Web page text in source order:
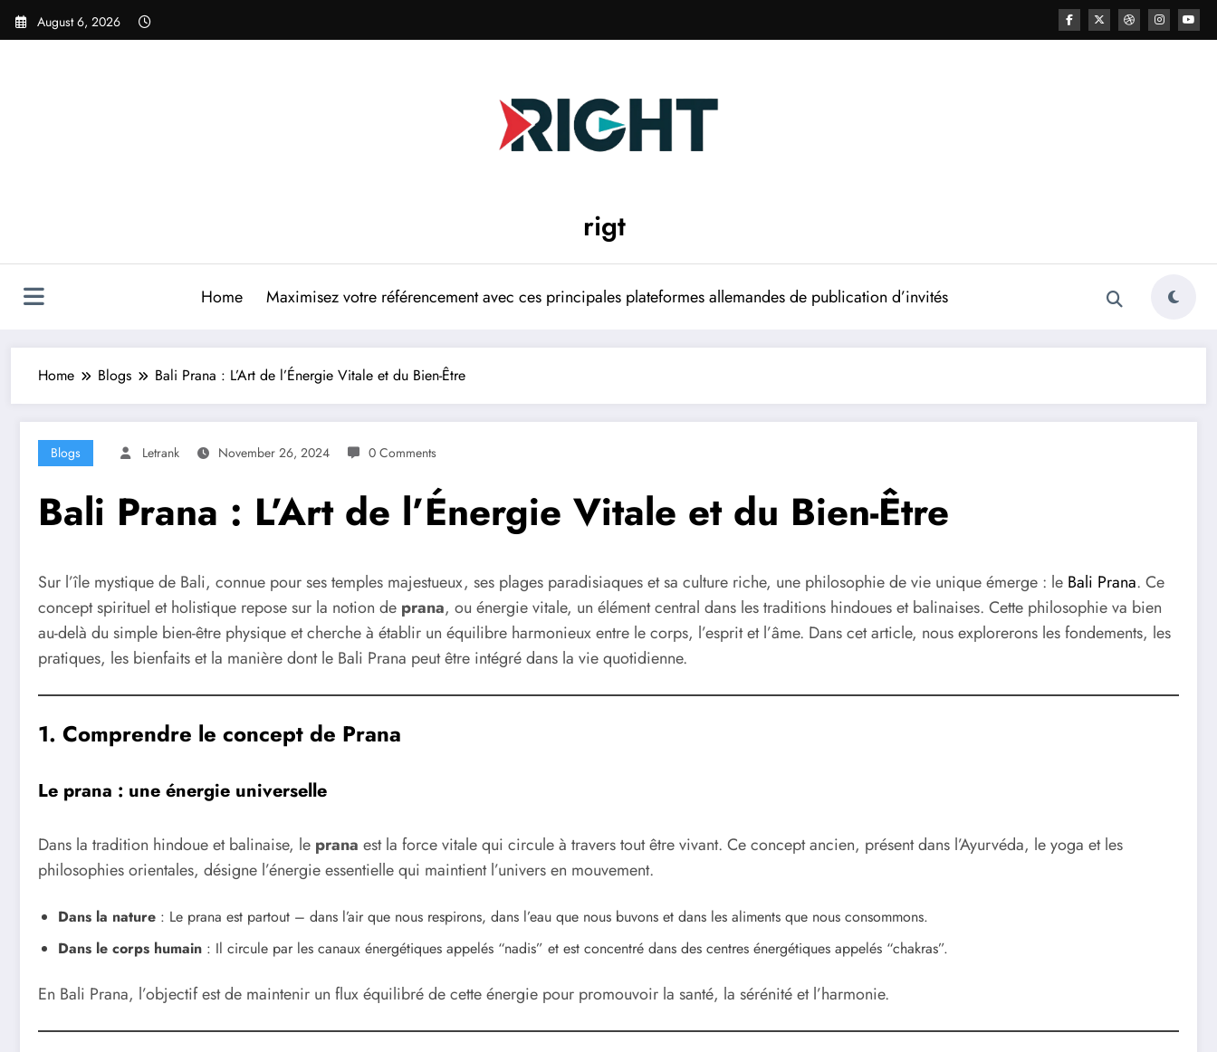
Skip
August 6, 2026
rigt
Home Maximisez votre référencement avec ces principales plateformes allemandes de publication d’invités
Home Blogs Bali Prana : L’Art de l’Énergie Vitale et du Bien-Être
Blogs Letrank November 26, 2024 0 Comments
Bali Prana : L’Art de l’Énergie Vitale et du Bien-Être
Sur l’île mystique de Bali, connue pour ses temples majestueux, ses plages paradisiaques et sa culture riche, une philosophie de vie unique émerge : le Bali Prana. Ce
concept spirituel et holistique repose sur la notion de prana, ou énergie vitale, un élément central dans les traditions hindoues et balinaises. Cette philosophie va bien
au-delà du simple bien-être physique et cherche à établir un équilibre harmonieux entre le corps, l’esprit et l’âme. Dans cet article, nous explorerons les fondements, les
pratiques, les bienfaits et la manière dont le Bali Prana peut être intégré dans la vie quotidienne.
1. Comprendre le concept de Prana
Le prana : une énergie universelle
Dans la tradition hindoue et balinaise, le prana est la force vitale qui circule à travers tout être vivant. Ce concept ancien, présent dans l’Ayurvéda, le yoga et les
philosophies orientales, désigne l’énergie essentielle qui maintient l’univers en mouvement.
Dans la nature : Le prana est partout – dans l’air que nous respirons, dans l’eau que nous buvons et dans les aliments que nous consommons.
Dans le corps humain : Il circule par les canaux énergétiques appelés “nadis” et est concentré dans des centres énergétiques appelés “chakras”.
En Bali Prana, l’objectif est de maintenir un flux équilibré de cette énergie pour promouvoir la santé, la sérénité et l’harmonie.